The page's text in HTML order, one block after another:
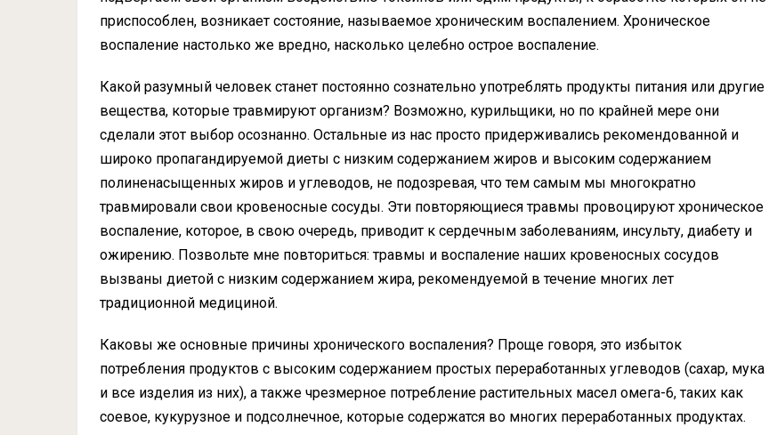
приспособлен, возникает состояние, называемое хроническим воспалением. Хроническое
воспаление настолько же вредно, насколько целебно острое воспаление.
Какой разумный человек станет постоянно сознательно употреблять продукты питания или другие
вещества, которые травмируют организм? Возможно, курильщики, но по крайней мере они
сделали этот выбор осознанно. Остальные из нас просто придерживались рекомендованной и
широко пропагандируемой диеты с низким содержанием жиров и высоким содержанием
полиненасыщенных жиров и углеводов, не подозревая, что тем самым мы многократно
травмировали свои кровеносные сосуды. Эти повторяющиеся травмы провоцируют хроническое
воспаление, которое, в свою очередь, приводит к сердечным заболеваниям, инсульту, диабету и
ожирению. Позвольте мне повториться: травмы и воспаление наших кровеносных сосудов
вызваны диетой с низким содержанием жира, рекомендуемой в течение многих лет
традиционной медициной.
Каковы же основные причины хронического воспаления? Проще говоря, это избыток
потребления продуктов с высоким содержанием простых переработанных углеводов (сахар, мука
и все изделия из них), а также чрезмерное потребление растительных масел омега-6, таких как
соевое, кукурузное и подсолнечное, которые содержатся во многих переработанных продуктах.